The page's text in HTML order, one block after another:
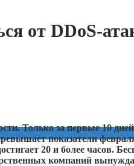
от DDoS-
Только за первые 10
показатели
20 и более часов.
компаний